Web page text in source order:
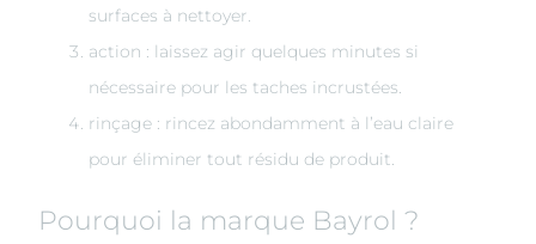
surfaces à nettoyer.
action : laissez agir quelques minutes si
nécessaire pour les taches incrustées.
rinçage : rincez abondamment à l’eau claire
pour éliminer tout résidu de produit.
Pourquoi la marque Bayrol ?